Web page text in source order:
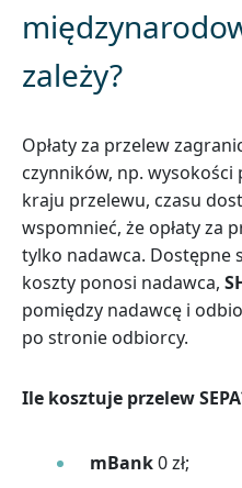
zależy?
Opłaty za przelew
czynników, np.
kraju przelewu, czasu
wspomnieć, że opłaty za
tylko nadawca. Dostępne
koszty ponosi nadawca,
pomiędzy nadawcę i
po stronie odbiorcy.
Ile kosztuje przelew
mBank0 zł;